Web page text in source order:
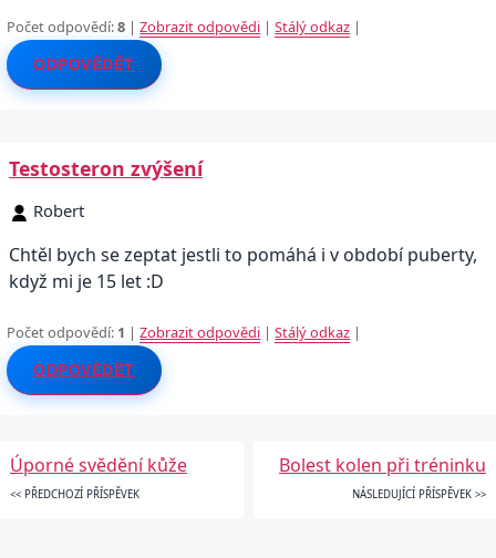
Počet odpovědí:8 |Zobrazit odpovědi |Stálý odkaz |
ODPOVĚDĚT
Testosteron zvýšení
Robert
Chtěl bych se zeptat jestli to pomáhá i v období puberty,
když mi je 15 let :D
Počet odpovědí: 1 |Zobrazit odpovědi |Stálý odkaz |
ODPOVĚDĚT
Úporné svědění kůže
<< PŘEDCHOZÍ PŘÍSPĚVEK
Bolest kolen při tréninku
NÁSLEDUJÍCÍ PŘÍSPĚVEK >>